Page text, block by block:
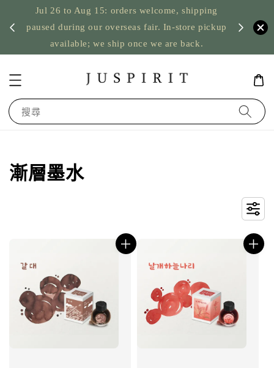
26 to Aug 15: orders welcome, shipping
during our overseas fair. In-store pickup
available; we ship once we are back.
US orders: taxes
nothing
搜尋
漸層墨水